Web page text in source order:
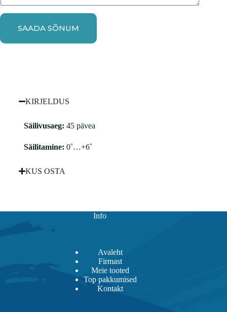
SAADA SÕNUM
KIRJELDUS
Säilivusaeg: 45 pävea
Säilitamine: 0˚…+6˚
KUS OSTA
Info
Avaleht
Firmast
Meie tooted
Top pakkumised
Kontakt